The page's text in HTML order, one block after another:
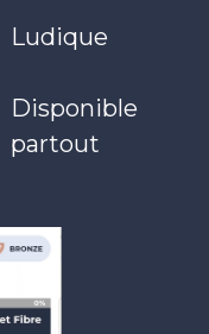
Ludique
Disponible
partout